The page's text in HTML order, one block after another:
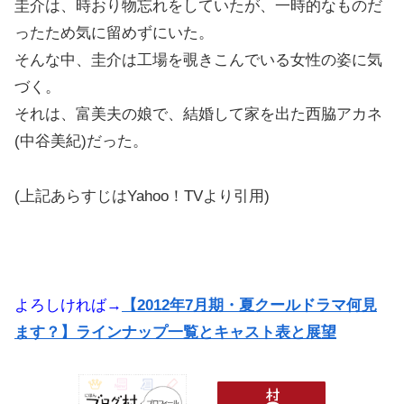
圭介は、時おり物忘れをしていたが、一時的なものだ
ったため気に留めずにいた。
そんな中、圭介は工場を覗きこんでいる女性の姿に気
づく。
それは、富美夫の娘で、結婚して家を出た西脇アカネ
(中谷美紀)だった。
(上記あらすじはYahoo！TVより引用)
よろしければ→
【2012年7月期・夏クールドラマ何見
ます？】ラインナップ一覧とキャスト表と展望